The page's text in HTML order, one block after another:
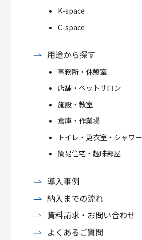
K-space
C-space
用途から探す
事務所・休憩室
店舗・ペットサロン
施設・教室
倉庫・作業場
トイレ・更衣室・シャワー
簡易住宅・趣味部屋
導入事例
納入までの流れ
資料請求・お問い合わせ
よくあるご質問